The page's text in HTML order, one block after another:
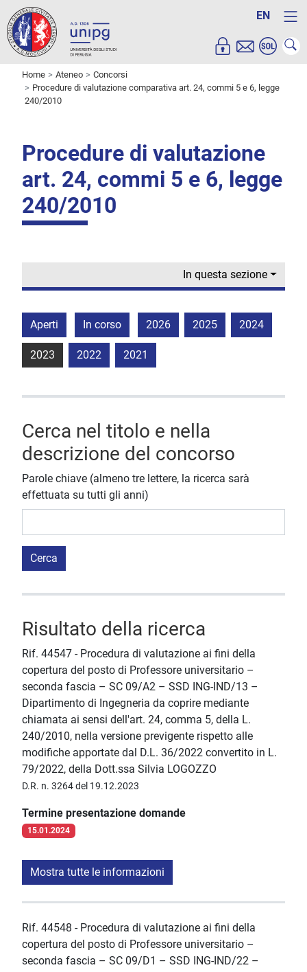
EN
Home Ateneo
Concorsi
Procedure di valutazione comparativa art. 24, commi 5 e 6, legge
240/2010
Procedure di valutazione
art. 24, commi 5 e 6, legge
240/2010
In questa sezione
Aperti In corso 2026 2025 2024
2023 2022 2021
Cerca nel titolo e nella
descrizione del concorso
Parole chiave (almeno tre lettere, la ricerca sarà
effettuata su tutti gli anni)
Cerca
Risultato della ricerca
Rif. 44547 - Procedura di valutazione ai fini della
copertura del posto di Professore universitario –
seconda fascia – SC 09/A2 – SSD ING-IND/13 –
Dipartimento di Ingegneria da coprire mediante
chiamata ai sensi dell'art. 24, comma 5, della L.
240/2010, nella versione previgente rispetto alle
modifiche apportate dal D.L. 36/2022 convertito in L.
79/2022, della Dott.ssa Silvia LOGOZZO
D.R. n. 3264 del 19.12.2023
Termine presentazione domande
15.01.2024
Mostra tutte le informazioni
Rif. 44548 - Procedura di valutazione ai fini della
copertura del posto di Professore universitario –
seconda fascia – SC 09/D1 – SSD ING-IND/22 –